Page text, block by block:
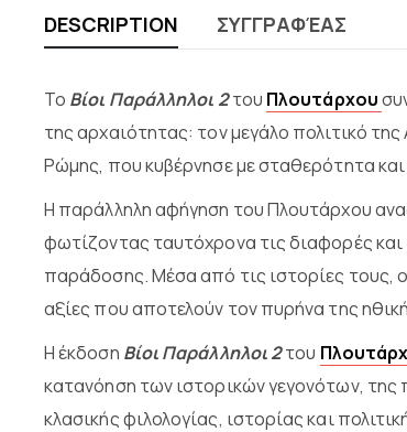
DESCRIPTION ΣΥΓΓΡΑΦΈΑΣ
Το Βίοι Παράλληλοι 2του Πλουτάρχου
της αρχαιότητας: τον μεγάλο πολιτικό
Ρώμης, που κυβέρνησε με σταθερότητα
Η παράλληλη αφήγηση του Πλουτάρχου
φωτίζοντας ταυτόχρονα τις διαφορές και
παράδοσης. Μέσα από τις ιστορίες τους,
αξίες που αποτελούν τον πυρήνα της
Η έκδοση Βίοι Παράλληλοι 2του
κατανόηση των ιστορικών γεγονότων, της
κλασικής φιλολογίας, ιστορίας και